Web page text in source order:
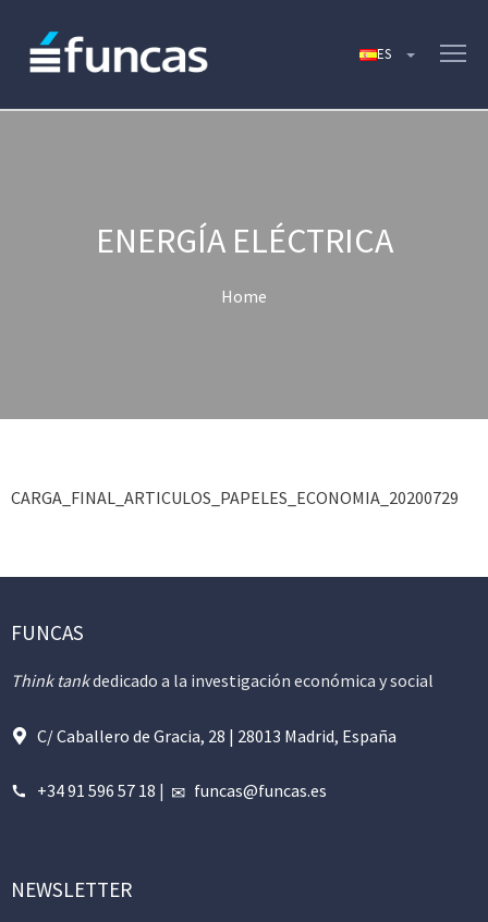
ENERGÍA ELÉCTRICA
Home
CARGA_FINAL_ARTICULOS_PAPELES_ECONOMIA_20200729
FUNCAS
Think tankdedicado a la investigación económica y social
C/ Caballero de Gracia, 28 | 28013 Madrid, España
+34 91 596 57 18 | funcas@funcas.es
NEWSLETTER